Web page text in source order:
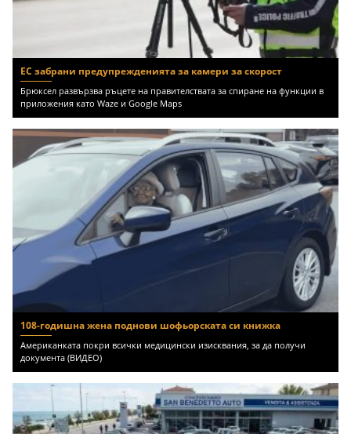
ЕС забрани предупрежденията за камери за скорост
Брюксел развързва ръцете на правителствата за спиране на функции в
приложения като Waze и Google Maps
108-годишна жена поднови шофьорската си книжка
Американката покри всички медицински изисквания, за да получи
документа (ВИДЕО)